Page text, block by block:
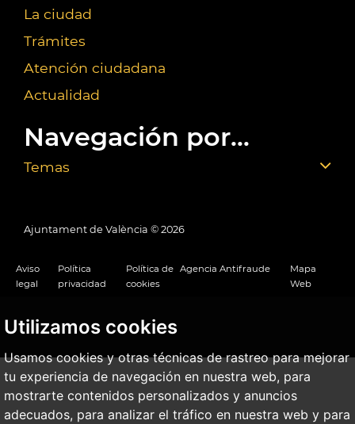
Utilizamos cookies
Usamos cookies y otras técnicas de rastreo para mejorar
tu experiencia de navegación en nuestra web, para
mostrarte contenidos personalizados y anuncios
adecuados, para analizar el tráfico en nuestra web y para
La ciudad
Trámites
Atención ciudadana
Actualidad
Navegación por...
Temas
Ajuntament de València © 2026
Aviso
legal
Política
privacidad
Política de
cookies
Agencia Antifraude
Mapa
Web